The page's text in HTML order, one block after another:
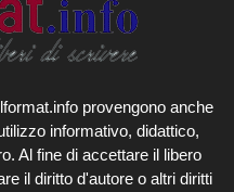
provengono anche
informativo, didattico,
Al fine di accettare il libero
il diritto d'autore o altri diritti